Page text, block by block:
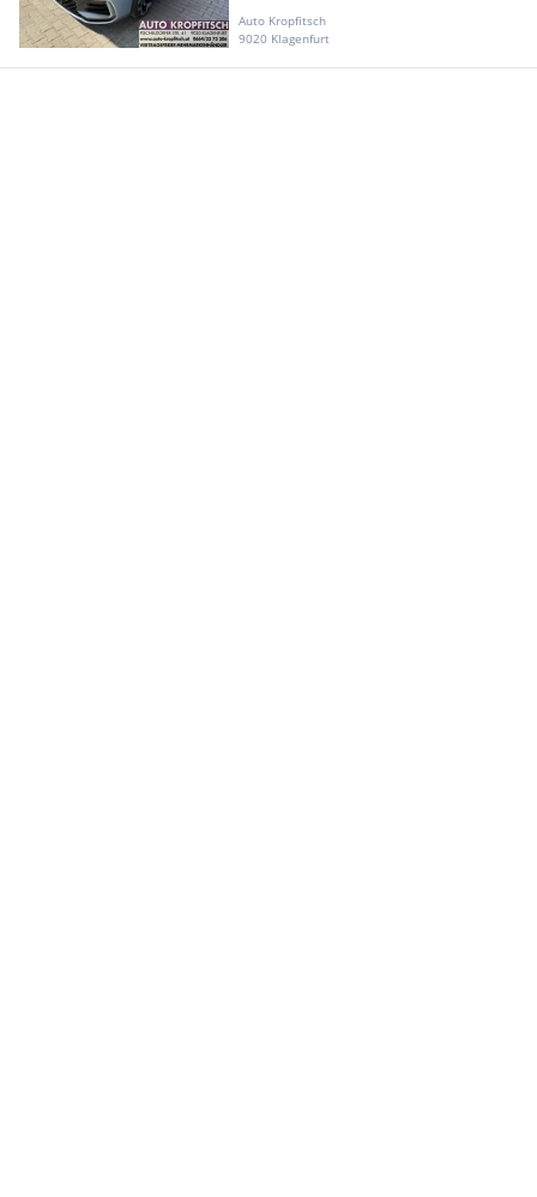
Auto Kropfitsch
9020 Klagenfurt